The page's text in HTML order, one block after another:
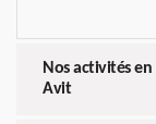
Nos activités
Avit